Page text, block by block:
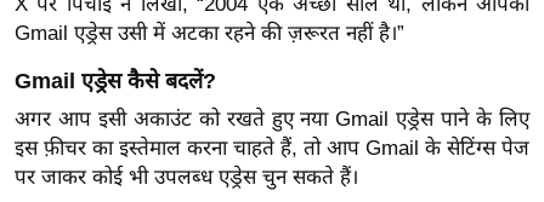
त
ग
इं
डि
या
X पर पिचाई ने लिखा, “2004 एक अच्छा साल था, लेकिन आपका
Gmail एड्रेस उसी में अटका रहने की ज़रूरत नहीं है।”
Gmail एड्रेस कैसे बदलें?
अगर आप इसी अकाउंट को रखते हुए नया Gmail एड्रेस पाने के लिए
इस फ़ीचर का इस्तेमाल करना चाहते हैं, तो आप Gmail के सेटिंग्स पेज
पर जाकर कोई भी उपलब्ध एड्रेस चुन सकते हैं।